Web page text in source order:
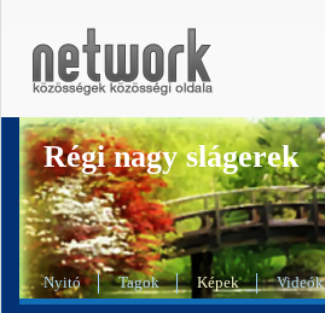
Régi nagy slágerek
Nyitó Tagok Képek Videók